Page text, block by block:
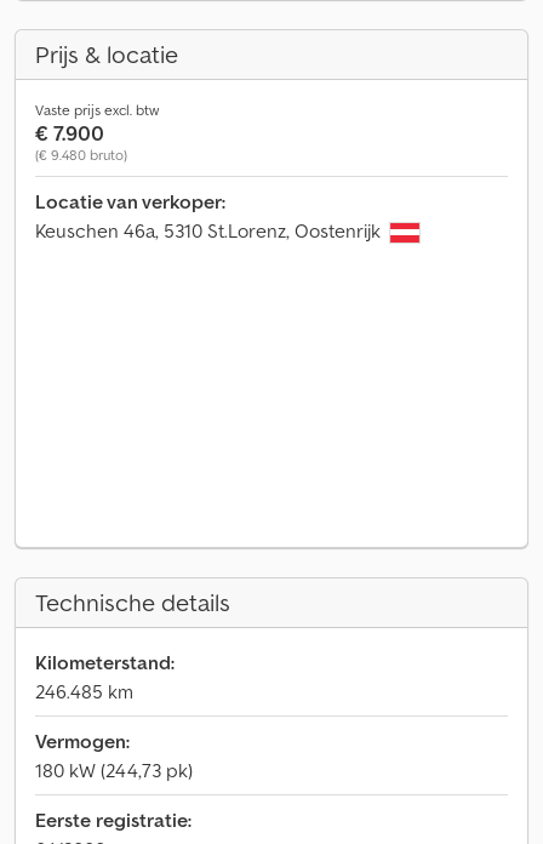
Prijs & locatie
Vaste prijs excl. btw
€ 7.900
(€ 9.480 bruto)
Locatie van verkoper:
Keuschen 46a, 5310 St.Lorenz, Oostenrijk
Technische details
Kilometerstand:
246.485 km
Vermogen:
180 kW (244,73 pk)
Eerste registratie: